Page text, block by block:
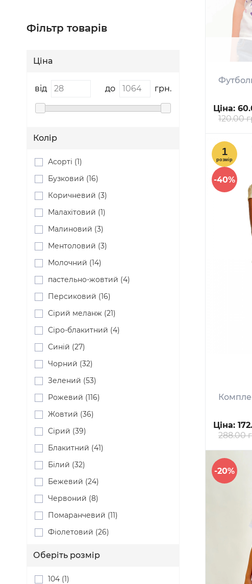
Фільтр товарів
Ціна
від до грн.
Колір
Асорті (1)
Бузковий (16)
Коричневий (3)
Малахітовий (1)
Малиновий (3)
Ментоловий (3)
Молочний (14)
пастельно-жовтий (4)
Персиковий (16)
Сірий меланж (21)
Сіро-блакитний (4)
Синій (27)
Чорний (32)
Зелений (53)
Рожевий (116)
Жовтий (36)
Сірий (39)
Блакитний (41)
Білий (32)
Бежевий (24)
Червоний (8)
Помаранчевий (11)
Фіолетовий (26)
Оберіть розмір
104 (1)
Ціна:
120.00
-40%
Ціна:
288.00
-20%